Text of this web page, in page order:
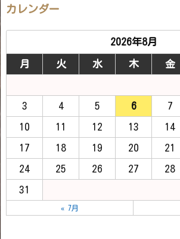
カレンダー
2026年8月
月 火 水 木 金
3 4 5 6 7
10 11 12 13 14
17 18 19 20 21
24 25 26 27 28
31
« 7月